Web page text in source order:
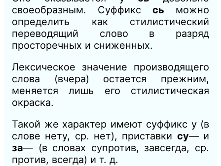
своеобразным. Суффикс сь можно
определить как стилистический
переводящий слово в разряд
просторечных и сниженных.
Лексическое значение производящего
слова (вчера) остается прежним,
меняется лишь его стилистическая
окраска.
Такой же характер имеют суффикс у (в
слове нету, ср. нет), приставки су— и
за— (в словах супротив, завсегда, ср.
против, всегда) и т. д.